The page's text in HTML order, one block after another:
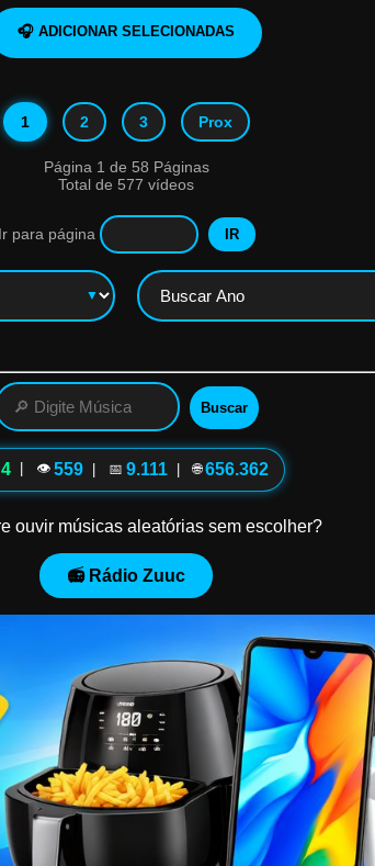
🎧 ADICIONAR SELECIONADAS
1 2 3 Prox
Página 1 de 58 Páginas
Total de 577 vídeos
Ir para página IR
Buscar
4 | 👁 559 | 📅 9.111 | 🌐 656.362
ouvir músicas aleatórias sem escolher?
📻 Rádio Zuuc